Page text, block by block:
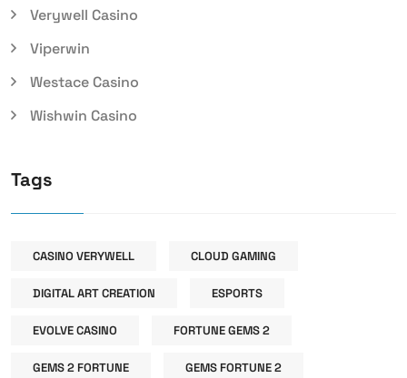
Verywell Casino
Viperwin
Westace Casino
Wishwin Casino
Tags
CASINO VERYWELL CLOUD GAMING
DIGITAL ART CREATION ESPORTS
EVOLVE CASINO FORTUNE GEMS 2
GEMS 2 FORTUNE GEMS FORTUNE 2